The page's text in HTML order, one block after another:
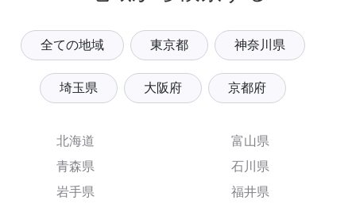
全ての地域 東京都 神奈川県
埼玉県 大阪府 京都府
北海道
青森県
岩手県
富山県
石川県
福井県